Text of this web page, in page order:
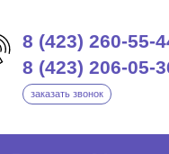
8 (423) 260-55-
8 (423) 206-05-
заказать звонок